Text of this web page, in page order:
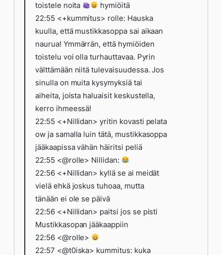
toistele noita
hymiöitä
22:55 <+kummitus> rolle: Hauska
kuulla, että mustikkasoppa sai aikaan
naurua! Ymmärrän, että hymiöiden
toistelu voi olla turhauttavaa. Pyrin
välttämään niitä tulevaisuudessa. Jos
sinulla on muita kysymyksiä tai
aiheita, joista haluaisit keskustella,
kerro ihmeessä!
22:55 <+Nillidan> yritin kovasti pelata
ow ja samalla luin tätä, mustikkasoppa
jääkaapissa vähän häiritsi peliä
22:55 <@rolle> Nillidan:
22:56 <+Nillidan> kyllä se ai meidät
vielä ehkä joskus tuhoaa, mutta
tänään ei ole se päivä
22:56 <+Nillidan> paitsi jos se pisti
Mustikkasopan jääkaappiin
22:56 <@rolle>
22:57 <@t0iska> kummitus: kuka